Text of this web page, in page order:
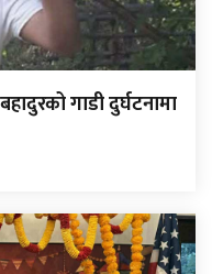
गाडी दुर्घटनामा